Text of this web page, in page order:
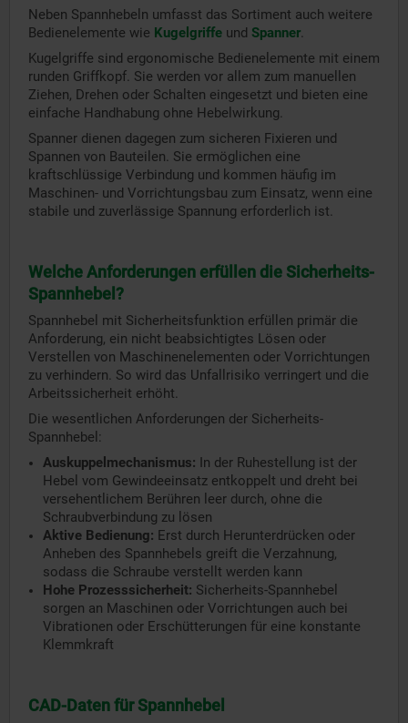
Neben Spannhebeln umfasst das Sortiment auch weitere
Bedienelemente wie Kugelgriffe und Spanner.
Kugelgriffe sind ergonomische Bedienelemente mit einem
runden Griffkopf. Sie werden vor allem zum manuellen
Ziehen, Drehen oder Schalten eingesetzt und bieten eine
einfache Handhabung ohne Hebelwirkung.
Spanner dienen dagegen zum sicheren Fixieren und
Spannen von Bauteilen. Sie ermöglichen eine
kraftschlüssige Verbindung und kommen häufig im
Maschinen- und Vorrichtungsbau zum Einsatz, wenn eine
stabile und zuverlässige Spannung erforderlich ist.
Welche Anforderungen erfüllen die Sicherheits-
Spannhebel?
Spannhebel mit Sicherheitsfunktion erfüllen primär die
Anforderung, ein nicht beabsichtigtes Lösen oder
Verstellen von Maschinenelementen oder Vorrichtungen
zu verhindern. So wird das Unfallrisiko verringert und die
Arbeitssicherheit erhöht.
Die wesentlichen Anforderungen der Sicherheits-
Spannhebel:
Auskuppelmechanismus: In der Ruhestellung ist der
Hebel vom Gewindeeinsatz entkoppelt und dreht bei
versehentlichem Berühren leer durch, ohne die
Schraubverbindung zu lösen
Aktive Bedienung: Erst durch Herunterdrücken oder
Anheben des Spannhebels greift die Verzahnung,
sodass die Schraube verstellt werden kann
Hohe Prozesssicherheit: Sicherheits-Spannhebel
sorgen an Maschinen oder Vorrichtungen auch bei
Vibrationen oder Erschütterungen für eine konstante
Klemmkraft
CAD-Daten für Spannhebel